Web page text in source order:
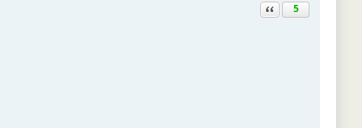
Ответить с цитатой
5